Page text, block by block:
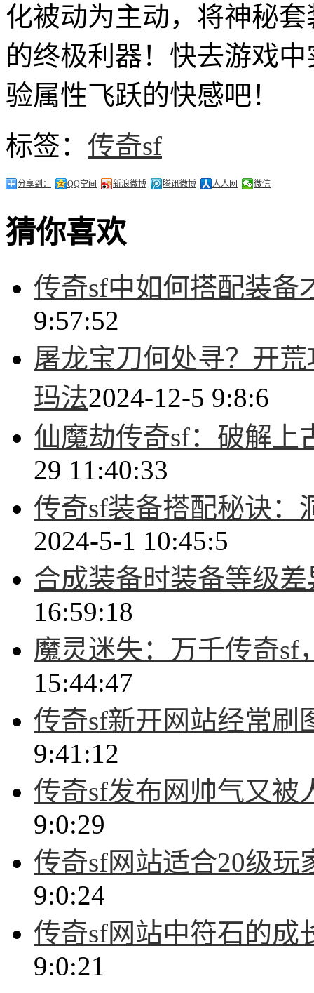
化被动为主动，将神秘
的终极利器！快去游戏
验属性飞跃的快感吧！
标签： 传奇sf
分享到： QQ空间 新浪微博 腾讯微博 人人网 微信
猜你喜欢
传奇sf中如何搭配装备
9:57:52
屠龙宝刀何处寻？开
玛法2024-12-5 9:8:6
仙魔劫传奇sf：破解上
29 11:40:33
传奇sf装备搭配秘诀：
2024-5-1 10:45:5
合成装备时装备等级
16:59:18
魔灵迷失：万千传奇sf
15:44:47
传奇sf新开网站经常刷
9:41:12
传奇sf发布网帅气又被
9:0:29
传奇sf网站适合20级玩
9:0:24
传奇sf网站中符石的成
9:0:21